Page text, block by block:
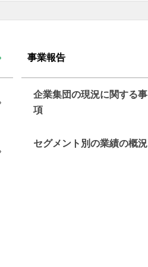
事業報告
企業集団の現況に関する事
項
セグメント別の業績の概況